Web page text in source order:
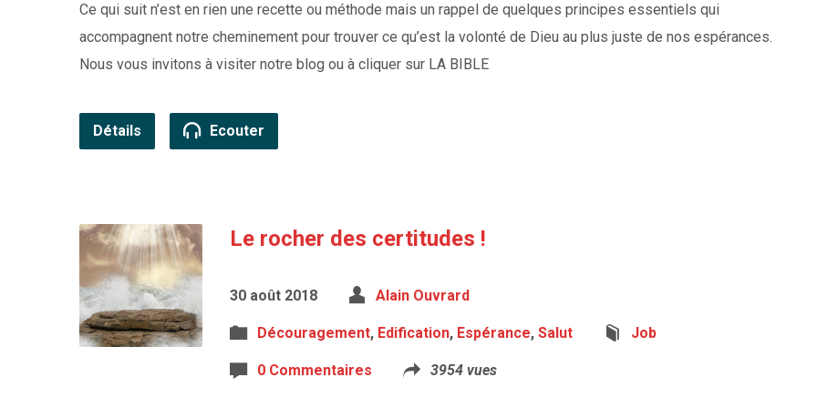
Ce qui suit n’est en rien une recette ou méthode mais un rappel de quelques principes essentiels qui
accompagnent notre cheminement pour trouver ce qu’est la volonté de Dieu au plus juste de nos espérances.
Nous vous invitons à visiter notre blog ou à cliquer sur LA BIBLE
Détails Ecouter
Le rocher des certitudes !
30 août 2018 Alain Ouvrard
Découragement, Edification, Espérance, Salut Job
0 Commentaires 3954 vues